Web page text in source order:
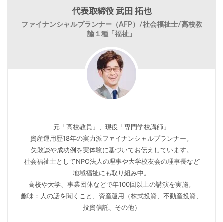
代表取締役 武田 拓也
ファイナンシャルプランナー（AFP）/社会福祉士/高校教
諭１種「福祉」
元「高校教員」、現役「専門学校講師」
資産運用歴18年の実力派ファイナンシャルプランナー。
失敗談や成功例を実体験に基づいてお伝えしています。
社会福祉士としてNPO法人の理事や大学校友会の理事長など
地域福祉にも取り組み中。
高校や大学、事業団体などで年100回以上の講演を実施。
趣味：人の話を聞くこと、資産運用（株式投資、不動産投資、
投資信託、その他）